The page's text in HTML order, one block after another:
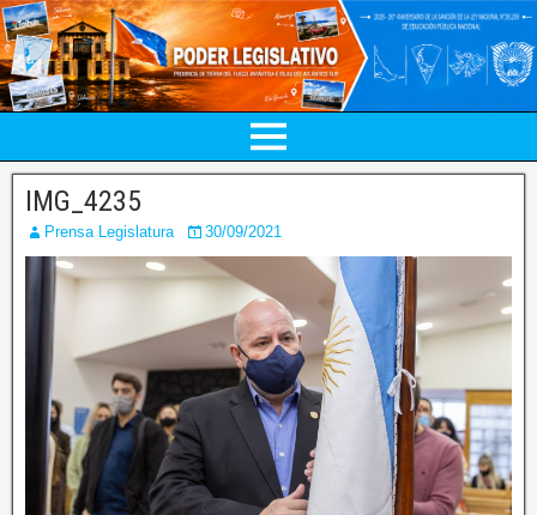
IMG_4235
Prensa Legislatura 30/09/2021